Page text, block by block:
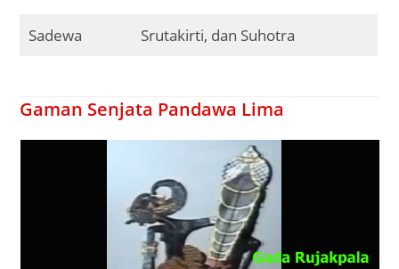
Sadewa Srutakirti, dan Suhotra
Gaman Senjata Pandawa Lima